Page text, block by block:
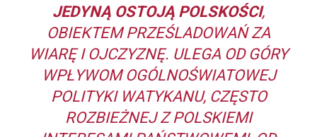
JEDYNĄ OSTOJĄ POLSKOŚCI,
OBIEKTEM PRZEŚLADOWAŃ ZA
WIARĘ I OJCZYZNĘ. ULEGA OD GÓRY
WPŁYWOM OGÓLNOŚWIATOWEJ
POLITYKI WATYKANU, CZĘSTO
ROZBIEŻNEJ Z POLSKIEMI